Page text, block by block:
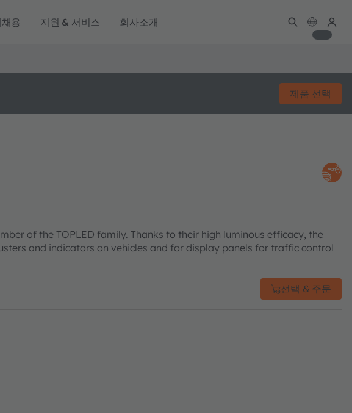
용 지원 & 서비스 회사소개
제품 선택
of the TOPLED family. Thanks to their high luminous efficacy, the
and indicators on vehicles and for display panels for traffic control
선택 & 주문